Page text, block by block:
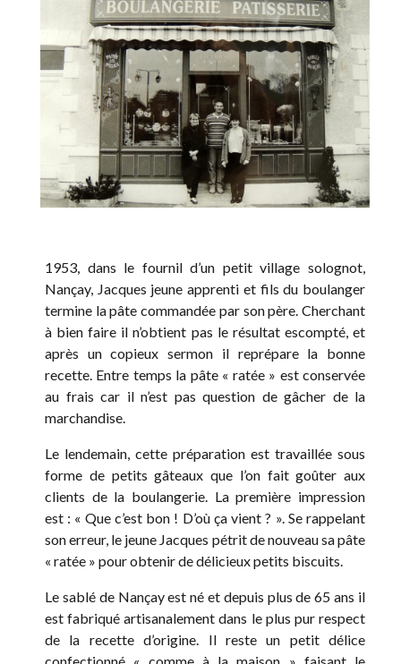
1953, dans le fournil d’un petit village solognot,
Nançay, Jacques jeune apprenti et fils du boulanger
termine la pâte commandée par son père. Cherchant
à bien faire il n’obtient pas le résultat escompté, et
après un copieux sermon il reprépare la bonne
recette. Entre temps la pâte « ratée » est conservée
au frais car il n’est pas question de gâcher de la
marchandise.
Le lendemain, cette préparation est travaillée sous
forme de petits gâteaux que l’on fait goûter aux
clients de la boulangerie. La première impression
est : « Que c’est bon ! D’où ça vient ? ». Se rappelant
son erreur, le jeune Jacques pétrit de nouveau sa pâte
« ratée » pour obtenir de délicieux petits biscuits.
Le sablé de Nançay est né et depuis plus de 65 ans il
est fabriqué artisanalement dans le plus pur respect
de la recette d’origine. Il reste un petit délice